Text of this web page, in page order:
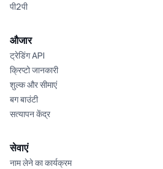
पी2पी
औजार
ट्रेडिंग API
क्रिप्टो जानकारी
शुल्क और सीमाएं
बग बाउंटी
सत्यापन केंद्र
सेवाएं
नाम लेने का कार्यक्रम